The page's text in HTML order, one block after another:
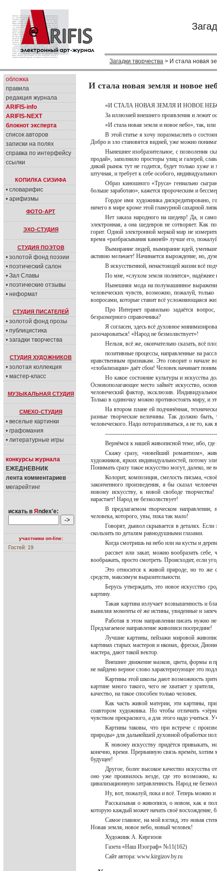
Загадки творчества > И стала новая
обложка
правила
редакция журнала
ARIFIS-info
ARIFIS-NEXT
блокнот эксперта
список авторов
записки на полях
справка по интерфейсу
ссылки
КОПИЛКА СИЗИФА
• словарифис
• арифизмы
ФОТО-АРТ
ЭХО-СТУДИЯ
СТУДИЯ ПОЭТОВ
• золотой фонд поэзии
• поэтический салон
• Зал Славы
• поэтические отзывы
• неформат
СТУДИЯ ПИСАТЕЛЕЙ
• золотой фонд прозы
• публицистика
• загадки творчества
СТУДИЯ ХУДОЖНИКОВ
• золотая коллекция
• мастер-класс
МУЗЫКАЛЬНАЯ СТУДИЯ
СМЕХО-СТУДИЯ
• веселые картинки
• графомания
• литературные игры
конкурсы журнала
ЕЖЕДНЕВНИК
лента комментариев
мегарейтинг
искать в Я ndex'е:
участники on-line:
Гостей: 19
И стала новая земля и новое
«И СТАЛА НОВАЯ ЗЕМЛЯ И НОВОЕ
За иллюзией внешнего проявления и лежит
«И стала новая земля и новое небо», так,
В этой статье я хочу поразмыслить о
Добро и зло становятся видней, уже можно
Нынешнее изобразительное, с позволения
продай», заполнило просторы улиц и галерей,
дикий рынок тут не годится, будет только хуже
штучная, и требует к себе особого,
Образ киношного «Труса» гениально
больше заработаю», кажется пророческим и
Гордое имя художника дискредитировано,
ничего в мире кроме этой гламурной сахарной
Нет заказа народного на шедевр! Да, и
электронная, а она шедевров не сотворяет. Как
горит. Одной электронной меркой мир не
время «разбрасывания камней» лучше его,
Вымирание людей, вымирание идей,
активно мельчает! Начинается вырождение, но,
В искусственной, ненастоящей жизни всё
По мне, «слухом земля полнится», надёжнее
Нынешняя мода на полумашинное
человеческих чувств, возможно, пожалуй,
вопросами, которые ставит всё усложняющаяся
Про Интернет правильно задаётся
безразмерного справочника?
Я согласен, здесь всё духовное
разочароваться! «Народ не безмолвствует»!
Нельзя, всё же, окончательно сказать, всё
позитивные процессы, направленные на
нравственным признакам. Это говорит о начале
«глобализации» даёт сбои! Человек начинает
Но какое состояние культуры и искусства
Основополагающее место займёт искусство,
человеческий фактор, эксклюзив.
Только в одиночку можно противостоять миру, и
На втором плане ей подчинённая,
разные творческие величины. Так должно
человеческого. Надо поторапливаться, а не то, как
Вернёмся к нашей живописной теме, ибо,
Скажу сразу, «новейший романтизм»,
художников, ярких индивидуальностей, потому
Понимать сразу такое искусство могут, далеко,
Колорит, композиция, смелость письма,
законченного произведения, я бы сказал
новому искусству, к новой свободе
нарастает! Народ не безмолвствует!
В предлагаемом творческом
человека, которого, увы, пока так мало!
Говорят, дьявол скрывается в деталях. Если
скользить по деталям равнодушными глазами.
Когда смотришь на небо или на кусты и
рассвет или закат, можно вообразить
воображать, просто смотреть. Происходит, если
Это относится к живой природе, но то же
средств, максимум выразительности.
Берусь утверждать, это новое искусство
картину.
Такая картина излучает возвышенность и
выявляя моменты её же истины, увиденные и
Работая в этом направлении писать нужно
Предлагаемое направление живописи посередине!
Лучшие картины, пейзажи мировой
картинах старых мастеров и иконах, фрески,
мастера, дают такой вектор.
Внешнее движение мазков, цвета, формы и
не найдено верное слово характеризующее это
Картины этой школы дают возможность
картине много такого, чего не хватает у
качество, на такое способен только человек.
Как часть живой материи, эти картины,
соавтором художника. Но чтобы отличить
чувством прекрасного, а для этого надо учиться.
Картины таковы, что при встрече с
природы» для дальнейшей духовной обработки
К новому искусству придётся привыкать,
конечно, время. Прерванную связь времён, хотим
будущее!
Другое, более высокое качество искусства
оно уже проявилось везде, где это возможно,
цивилизационную затравленность. Народ не
Ну, вот, пожалуй, пока и всё. Теперь можно и
Рассказывая о живописи, о новом, как я
которую каждый может начать своё восхождение,
Самое главное, на мой взгляд, это новая
Новая земля, новое небо, новый человек!
Художник А. Киргизов
Газета «Наш Изограф» №11(162)
Сайт автора: www.kirgizov.by.ru